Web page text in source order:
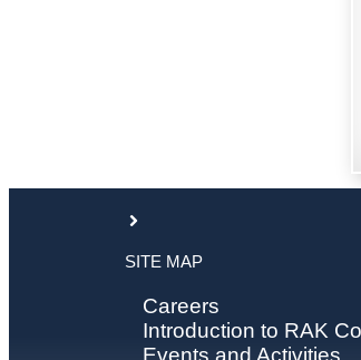
SITE MAP
Careers
Introduction to RAK
Events and Activities